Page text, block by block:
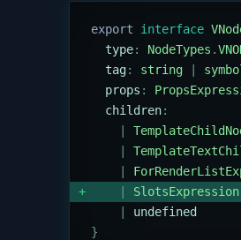
export interface
  type
: NodeTypes .
  tag
: string
  props
:
  children
:
SlotsExpression
undefined
}